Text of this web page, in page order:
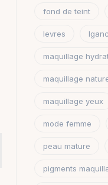
fond de teint
levres
maquillage
maquillage
maquillage yeux
mode femme
peau mature
pigments